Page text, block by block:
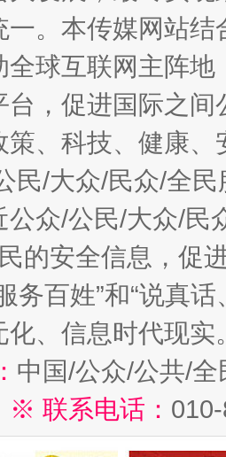
一。本传媒网站
全球互联网主阵
台，促进国际之
策、科技、健康
民/大众/民众/全
公众/公民/大众/民
的安全信息，促
务百姓”和“说真
化、信息时代现实
中国/公众/公共/
※ 联系电话：